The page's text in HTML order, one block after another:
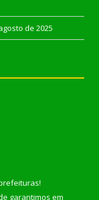
de 2025
!
garantimos em